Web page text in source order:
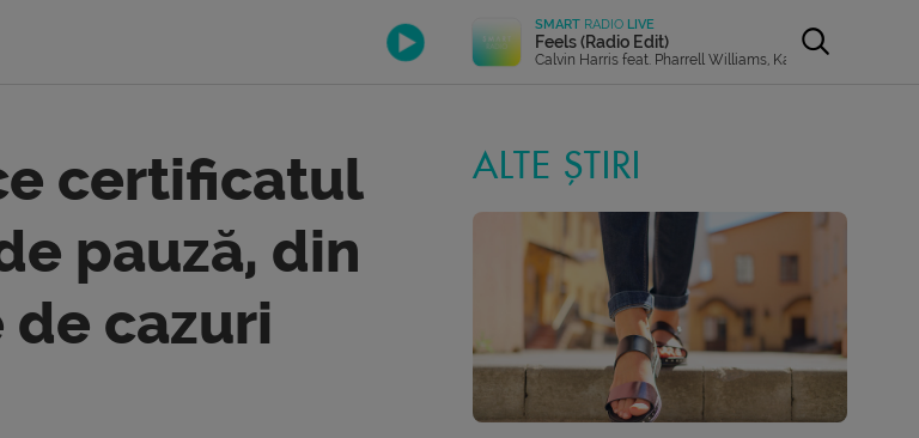
SMART RADIO LIVE
Feels (Radio Edit)
Calvin Harris feat. Pharrell Williams, Katy Perry & Big Sean
certificatul
pauză, din
cazuri
ALTE ȘTIRI